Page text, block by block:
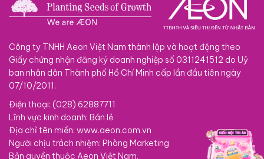
Công ty TNHH Aeon Việt Nam thành lập và hoạt động theo
Giấy chứng nhận đăng ký doanh nghiệp số 0311241512 do Uỷ
ban nhân dân Thành phố Hồ Chí Minh cấp lần đầu tiên ngày
07/10/2011.
Điện thoại: (028) 62887711
Lĩnh vực kinh doanh: Bán lẻ
Địa chỉ tên miền: www.aeon.com.vn
Người chịu trách nhiệm: Phòng Marketing
Bản quyền thuộc Aeon Việt Nam.